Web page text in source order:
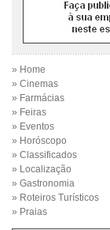
» Home
» Cinemas
» Farmácias
» Feiras
» Eventos
» Horóscopo
» Classificados
» Localização
» Gastronomia
» Roteiros Turísticos
» Praias